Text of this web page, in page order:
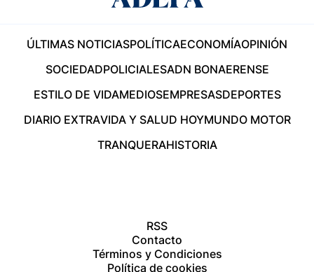
ÚLTIMAS NOTICIASPOLÍTICAECONOMÍAOPINIÓN
SOCIEDADPOLICIALESADN BONAERENSE
ESTILO DE VIDAMEDIOSEMPRESASDEPORTES
DIARIO EXTRAVIDA Y SALUD HOYMUNDO MOTOR
TRANQUERAHISTORIA
RSS
Contacto
Términos y Condiciones
Política de cookies